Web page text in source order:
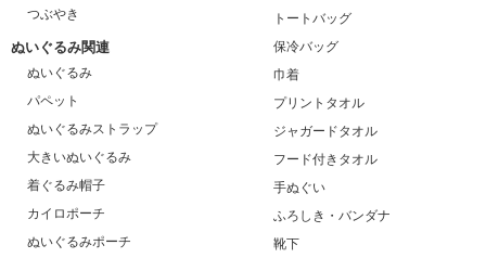
つぶやき
ぬいぐるみ関連
ぬいぐるみ
パペット
ぬいぐるみストラップ
大きいぬいぐるみ
着ぐるみ帽子
カイロポーチ
ぬいぐるみポーチ
トートバッグ
保冷バッグ
巾着
プリントタオル
ジャガードタオル
フード付きタオル
手ぬぐい
ふろしき・バンダナ
靴下